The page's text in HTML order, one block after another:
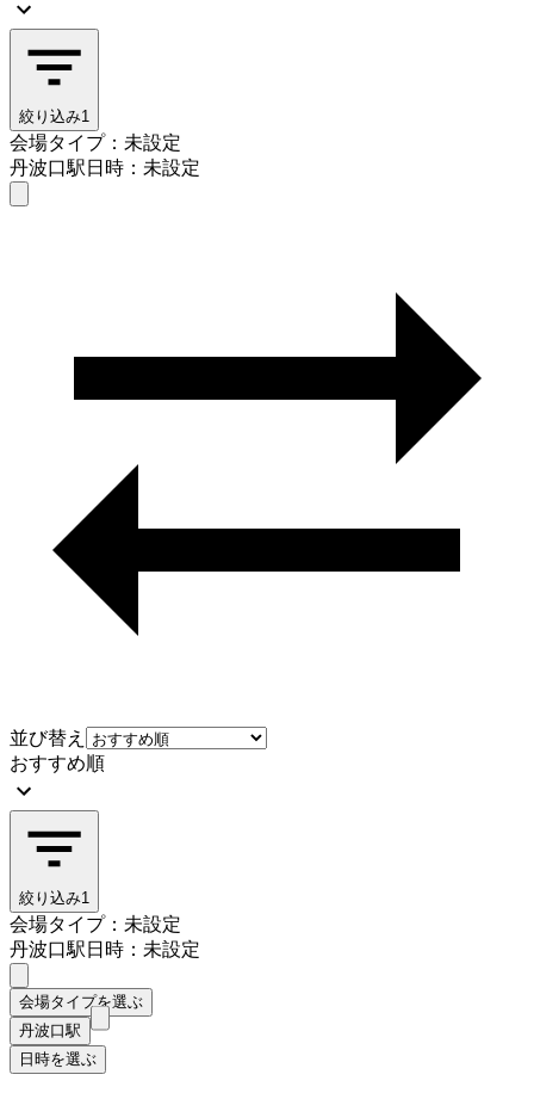
絞り込み1
会場タイプ：未設定
丹波口駅日時：未設定
並び替え
おすすめ順
絞り込み1
会場タイプ：未設定
丹波口駅日時：未設定
会場タイプを選ぶ
丹波口駅
日時を選ぶ